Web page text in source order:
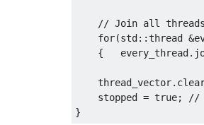
// Join all
for(std::thread &
{
   every_thread
.
    thread_vector
.
    stopped
= true;
//
}